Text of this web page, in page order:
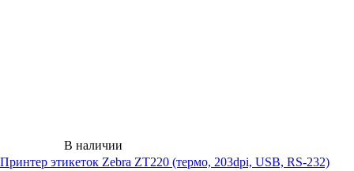
В наличии
Принтер этикеток Zebra ZT220 (термо, 203dpi, USB, RS-232)